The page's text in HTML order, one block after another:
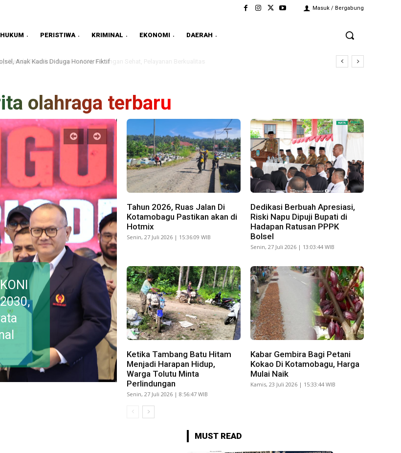
Masuk / Bergabung
HUKUM PERISTIWA KRIMINAL EKONOMI DAERAH
Tekankan Disiplin ASN, Keuangan Sehat, Pelayanan Berkualitas
olahraga terbaru
Tahun 2026, Ruas Jalan Di
Kotamobagu Pastikan akan di
Hotmix
Senin, 27 Juli 2026 | 15:36:09 WIB
Dedikasi Berbuah Apresiasi,
Riski Napu Dipuji Bupati di
Hadapan Ratusan PPPK
Bolsel
Senin, 27 Juli 2026 | 13:03:44 WIB
Ketika Tambang Batu Hitam
Menjadi Harapan Hidup,
Warga Tolutu Minta
Perlindungan
Senin, 27 Juli 2026 | 8:56:47 WIB
Kabar Gembira Bagi Petani
Kokao Di Kotamobagu, Harga
Mulai Naik
Kamis, 23 Juli 2026 | 15:33:44 WIB
MUST READ